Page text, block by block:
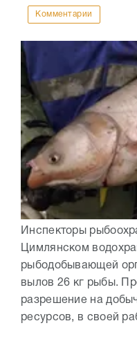
Комментарии
Инспекторы
Цимлянском
рыбодобывающей
вылов 26 кг рыбы.
разрешение на
ресурсов, в своей